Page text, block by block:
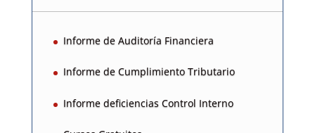
Informe de Auditoría Financiera
Informe de Cumplimiento Tributario
Informe deficiencias Control Interno